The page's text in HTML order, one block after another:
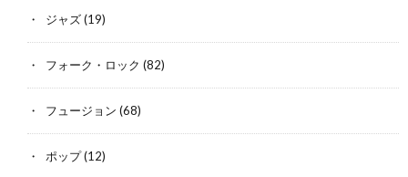
ジャズ(19)
フォーク・ロック (82)
フュージョン (68)
ポップ(12)